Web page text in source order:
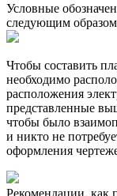
Условные
следующим
Чтобы составить
необходимо
расположения
представленные
чтобы было
и никто не
оформления
Рекомендации, как